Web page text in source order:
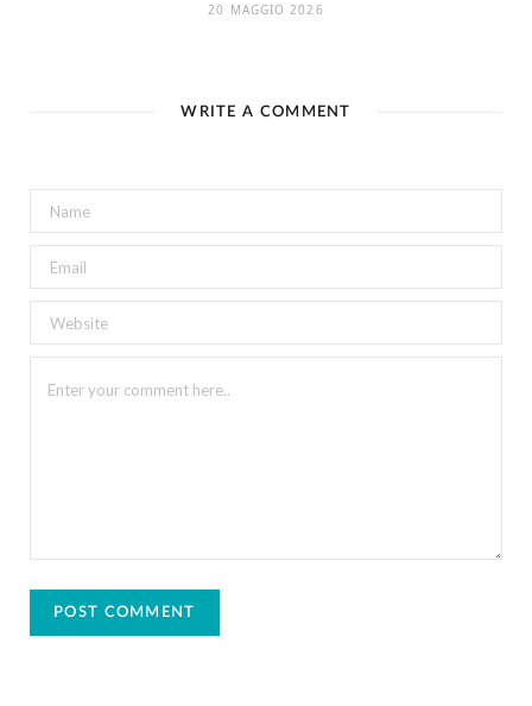
20 MAGGIO 2026
WRITE A COMMENT